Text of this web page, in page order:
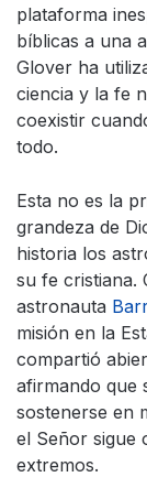
plataforma
bíblicas a una
Glover ha
ciencia y la fe
coexistir
todo.
Esta no es la
grandeza de
historia los
su fe cristiana.
astronauta
misión en la
compartió
afirmando que
sostenerse en
el Señor sigue
extremos.